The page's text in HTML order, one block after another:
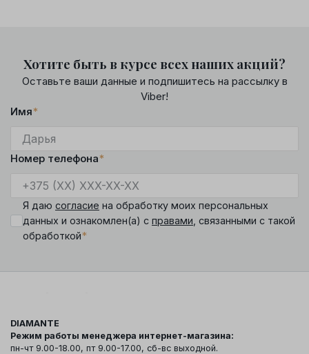
Хотите быть в курсе всех наших акций?
Оставьте ваши данные и подпишитесь на рассылку в
Viber!
Имя*
Номер телефона*
Я даю согласие на обработку моих персональных
данных и ознакомлен(а) с правами , связанными с такой
обработкой*
DIAMANTE
Режим работы менеджера интернет-магазина:
пн-чт 9.00-18.00, пт 9.00-17.00, сб-вс выходной.